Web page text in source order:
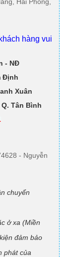
Hải Phòng,
hàng vui
- NĐ
Định
Xuân
Q. Tân Bình
- Nguyễn
chuyển
ở xa (Miền
đảm bảo
phát của